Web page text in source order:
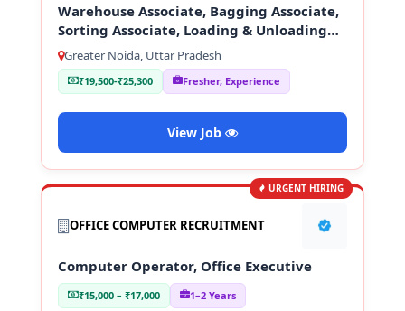
Warehouse Associate, Bagging Associate,
Sorting Associate, Loading & Unloading
Staff
Greater Noida, Uttar Pradesh
₹19,500-₹25,300 Fresher, Experience
View Job
URGENT HIRING
OFFICE COMPUTER RECRUITMENT
Computer Operator, Office Executive
₹15,000 – ₹17,000 1–2 Years